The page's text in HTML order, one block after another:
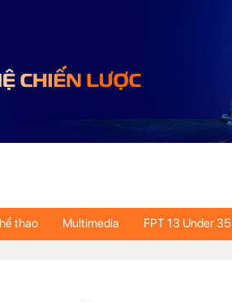
thao Multimedia FPT 13 Under 35